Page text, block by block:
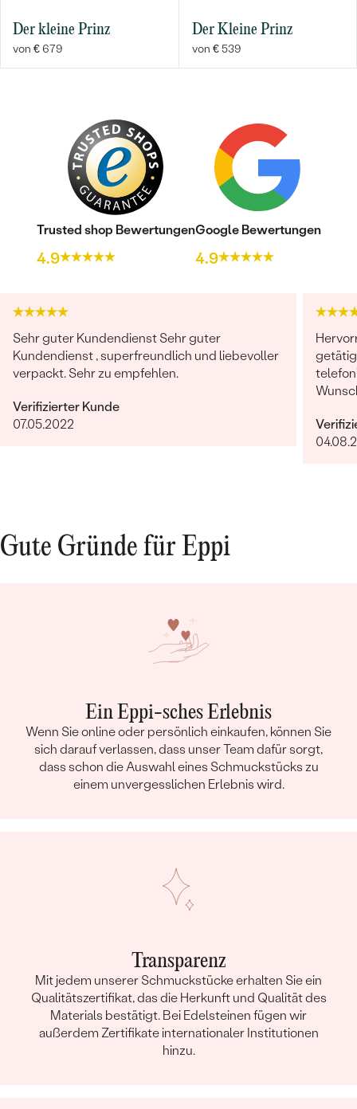
Der kleine Prinz
von € 679
Der Kleine Prinz
von € 539
Trusted shop Bewertungen
4.9
Google Bewertungen
4.9
Sehr guter Kundendienst Sehr guter
Kundendienst , superfreundlich und liebevoller
verpackt. Sehr zu empfehlen.
Verifizierter Kunde
07.05.2022
Gute Gründe für Eppi
Ein Eppi-sches Erlebnis
Wenn Sie online oder persönlich einkaufen, können Sie
sich darauf verlassen, dass unser Team dafür sorgt,
dass schon die Auswahl eines Schmuckstücks zu
einem unvergesslichen Erlebnis wird.
Transparenz
Mit jedem unserer Schmuckstücke erhalten Sie ein
Qualitätszertifikat, das die Herkunft und Qualität des
Materials bestätigt. Bei Edelsteinen fügen wir
außerdem Zertifikate internationaler Institutionen
hinzu.